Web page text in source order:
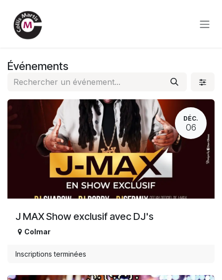
Événements
DÉC.
06
J MAX Show exclusif avec DJ's
Colmar
Inscriptions terminées